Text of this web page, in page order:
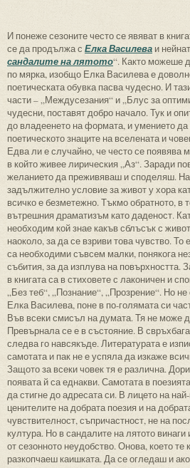
И понеже сезоните често се явяват в
се да продължа с Елка Василева и
сандалите на лятото“. Както можеше
по мярка, изобщо Елка Василева е
поетическата обувка пасва чудесно. И
части – „Междусезания“ и „Блус за
чудесни, поставят добро начало. Тук и
до владеенето на формата, и умението да
поетическото знаците на вселената и
Едва ли е случайно, че често се появява
в който живее лирическия „Аз“. Заради
желанието да преживяваш и споделяш.
задължително условие за живот у хора
всичко е безметежно. Тъкмо обратното, в
вътрешния драматизъм като даденост.
необходим кой знае какъв сблъсък с
наоколо, за да се взриви това чувство.
са необходими съвсем малки, понякога
събития, за да изплува на повърхността.
в книгата са в стиховете с лаконичен и
„Без теб“, „Познание“, „Прозрение“. Но
Елка Василева, поне в по-голямата си
Във всеки смисъл на думата. Тя не може
Превърнала се е в състояние. В
следва го навсякъде. Литературата е
самотата и пак не е успяла да изкаже
Защото за всеки човек тя е различна.
появата й са еднакви. Самотата в
да стигне до адресата си. В лицето на
ценителите на добрата поезия и на
чувствителност, съпричастност, не на
култура. Но в сандалите на лятото
от сезонното неудобство. Онова, което
разкопчаеш каишката. Да се огледаш и